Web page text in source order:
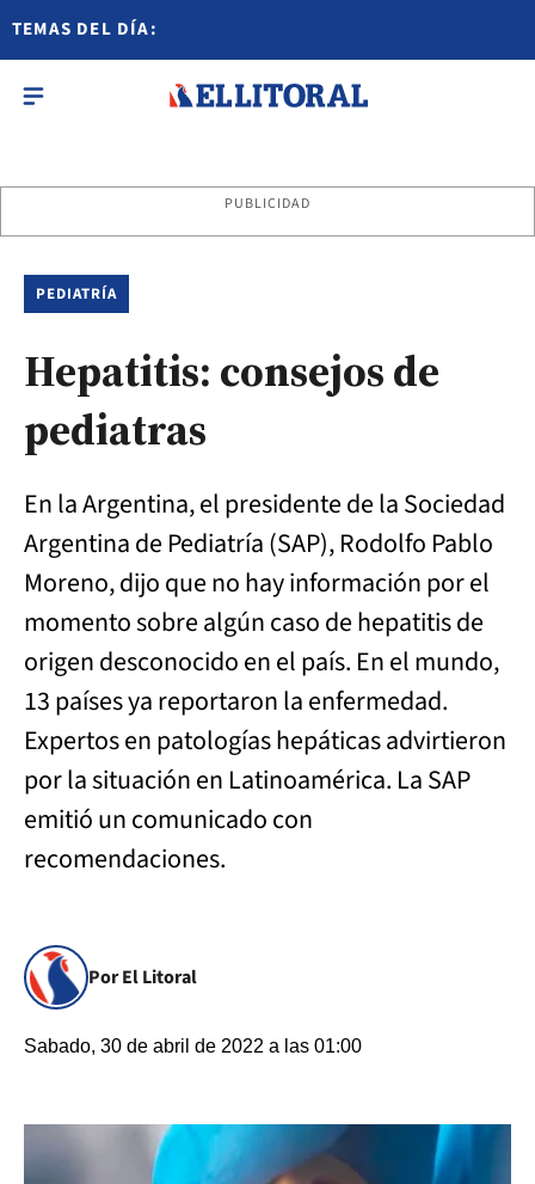
TEMAS DEL DÍA:
PUBLICIDAD
PEDIATRÍA
Hepatitis: consejos de
pediatras
En la Argentina, el presidente de la Sociedad
Argentina de Pediatría (SAP), Rodolfo Pablo
Moreno, dijo que no hay información por el
momento sobre algún caso de hepatitis de
origen desconocido en el país. En el mundo,
13 países ya reportaron la enfermedad.
Expertos en patologías hepáticas advirtieron
por la situación en Latinoamérica. La SAP
emitió un comunicado con
recomendaciones.
Por El Litoral
Sabado, 30 de abril de 2022 a las 01:00